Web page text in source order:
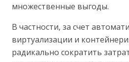
множественные выгоды.
В частности, за счет
виртуализации и
радикально сократить